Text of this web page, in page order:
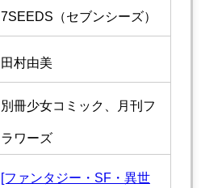
7SEEDS（セブンシーズ）
田村由美
別冊少女コミック、月刊フ
ラワーズ
[ファンタジー・SF・異世